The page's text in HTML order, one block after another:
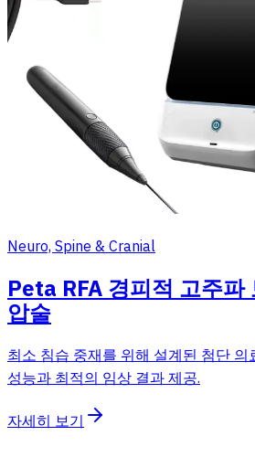
Neuro, Spine & Cranial
Peta RFA 경피적 고주파
압술
최소 침습 중재를 위해 설계된 첨단 의
성능과 최적의 임상 결과 제공.
자세히 보기